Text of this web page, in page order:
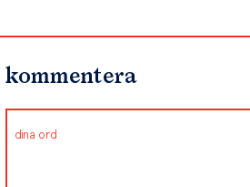
kommentera